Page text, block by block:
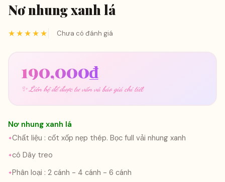
Nơ nhung xanh lá
★★★★★ Chưa có đánh giá
190,000₫
✨ Liên hệ để được tư vấn và báo giá chi tiết
Nơ nhung xanh lá
Chất liệu : cốt xốp nẹp thép. Bọc full vải nhung xanh
có Dây treo
Phân loại : 2 cánh - 4 cánh - 6 cánh